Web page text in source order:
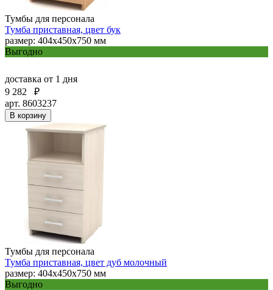
Тумбы для персонала
Тумба приставная, цвет бук
размер: 404х450х750 мм
Выгодно
доставка от 1 дня
9 282
₽
арт. 8603237
В корзину
Тумбы для персонала
Тумба приставная, цвет дуб молочный
размер: 404х450х750 мм
Выгодно